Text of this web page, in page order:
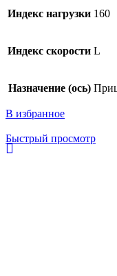
Индекс нагрузки 160
Индекс скорости L
Назначение (ось)
В избранное
Быстрый просмотр